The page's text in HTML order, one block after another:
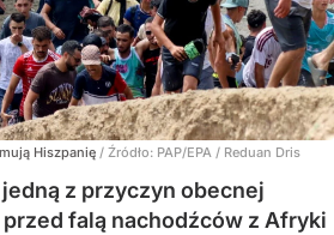
Hiszpanię / Źródło: PAP/EPA / Reduan Dris
z przyczyn obecnej
falą nachodźców z Afryki